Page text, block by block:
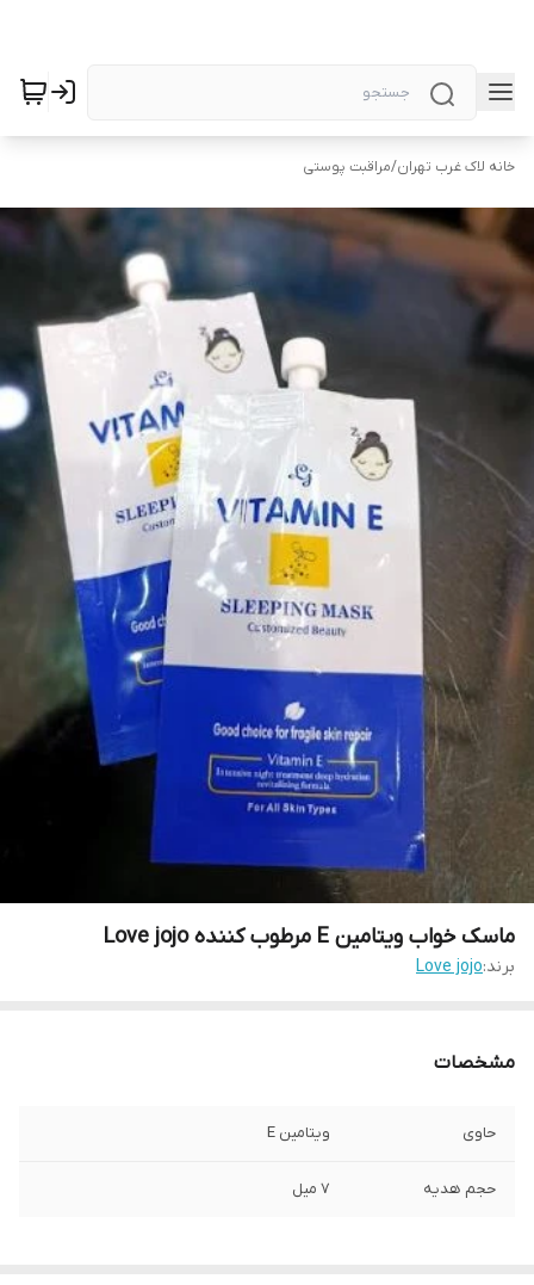
خانه لاک غرب تهران/مراقبت پوستی
ماسک خواب ویتامین E مرطوب کننده Love jojo
برند:Love jojo
مشخصات
حاوی ویتامین E
حجم هدیه 7 میل